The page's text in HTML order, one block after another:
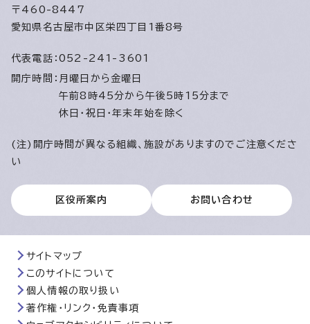
〒460-8447
愛知県名古屋市中区栄四丁目1番8号
代表電話： 052-241-3601
開庁時間： 月曜日から金曜日
午前8時45分から午後5時15分まで
休日・祝日・年末年始を除く
(注)開庁時間が異なる組織、施設がありますのでご注意くださ
い
区役所案内 お問い合わせ
サイトマップ
このサイトについて
個人情報の取り扱い
著作権・リンク・免責事項